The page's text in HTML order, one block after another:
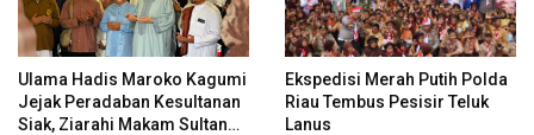
Ulama Hadis Maroko Kagumi
Jejak Peradaban Kesultanan
Siak, Ziarahi Makam Sultan
Ekspedisi Merah Putih Polda
Riau Tembus Pesisir Teluk
Lanus